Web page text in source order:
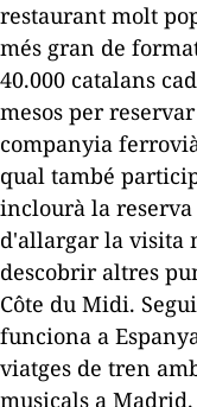
restaurant molt
més gran de
40.000 catalans
mesos per
companyia
qual també
inclourà la
d'allargar la visita
descobrir altres
Côte du Midi.
funciona a
viatges de tren
musicals a